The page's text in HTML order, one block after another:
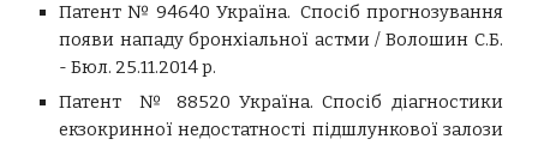
Патент № 94640 Україна. Спосіб прогнозування
появи нападу бронхіальної астми /Волошин С.Б.
- Бюл. 25.11.2014 р.
Патент
№ 88520 Україна. Спосіб діагностики
екзокринної недостатності підшлункової залози